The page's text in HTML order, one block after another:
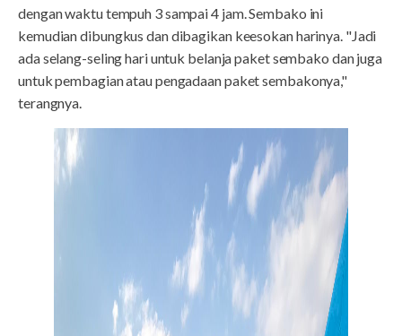
dengan waktu tempuh 3 sampai 4 jam. Sembako ini
kemudian dibungkus dan dibagikan keesokan harinya. "Jadi
ada selang-seling hari untuk belanja paket sembako dan juga
untuk pembagian atau pengadaan paket sembakonya,"
terangnya.